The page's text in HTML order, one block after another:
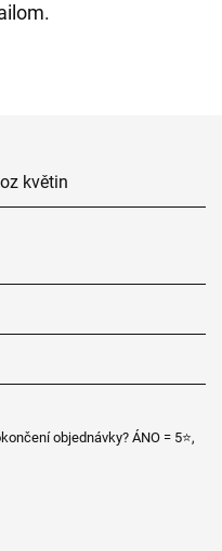
květin
objednávky? ÁNO = 5⭐,